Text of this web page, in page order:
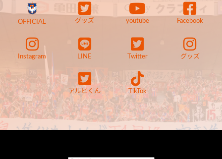
OFFICIAL グッズ youtube Facebook
Instagram LINE Twitter グッズ
アルビくん TikTok